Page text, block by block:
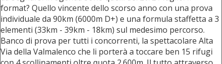
format? Quello vincente dello scorso anno con una prova
individuale da 90km (6000m D+) e una formula staffetta a 3
elementi (33km - 39km - 18km) sul medesimo percorso.
Banco di prova per tutti i concorrenti, la spettacolare Alta
Via della Valmalenco che li porterà a toccare ben 15 rifugi